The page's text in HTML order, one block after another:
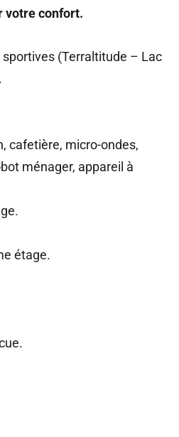
votre confort.
(Terraltitude – Lac
cafetière, micro-ondes,
ménager, appareil à
étage.